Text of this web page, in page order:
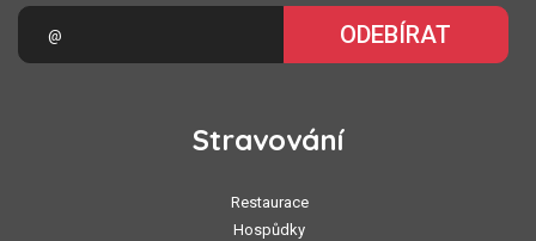
ODEBÍRAT
Stravování
Restaurace
Hospůdky